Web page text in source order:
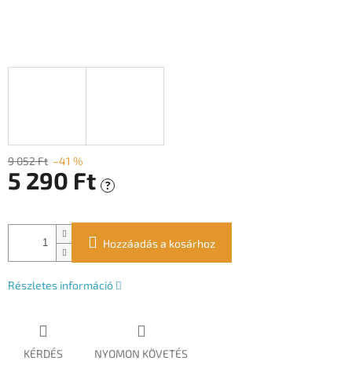
9 052 Ft –41 %
5 290 Ft ?
Hozzáadás a kosárhoz
Részletes információ
KÉRDÉS NYOMON KÖVETÉS